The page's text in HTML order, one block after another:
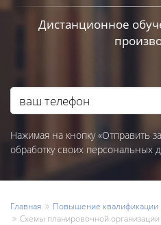
Дистанционное
Нажимая на кнопку «Отправить
обработку своих персональных
Главная
Повышение квалификации
Схемы планировочной организации